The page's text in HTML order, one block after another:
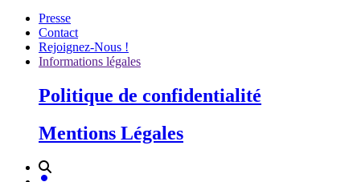
Presse
Contact
Rejoignez-Nous !
Informations légales
Politique de confidentialité
Mentions Légales